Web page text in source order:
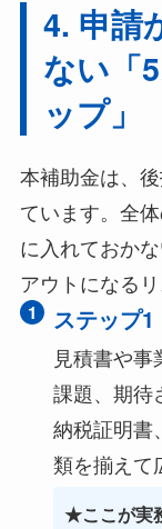
4. 申請
ない「
ップ」
本補助金は、
ています。全
に入れておか
アウトになる
1 ステップ1
見積書や
課題、期待
納税証明書
類を揃えて
★ここが実